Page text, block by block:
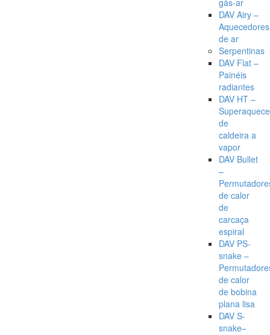
gás-ar
DAV Airy –
Aquecedores
de ar
Serpentinas
DAV Flat –
Painéis
radiantes
DAV HT –
de
caldeira a
vapor
DAV Bullet
–
de calor
de
carcaça
espiral
DAV PS-
snake –
de calor
de bobina
plana lisa
DAV S-
snake–